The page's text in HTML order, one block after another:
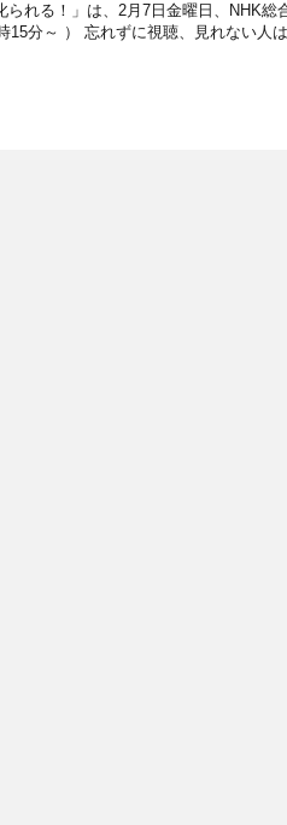
れる！」​は、2月7日金曜日、NHK総
15分～ ） 忘れずに視聴、見れない人